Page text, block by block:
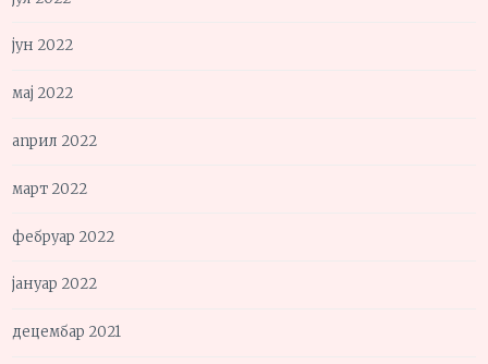
јун 2022
мај 2022
април 2022
март 2022
фебруар 2022
јануар 2022
децембар 2021